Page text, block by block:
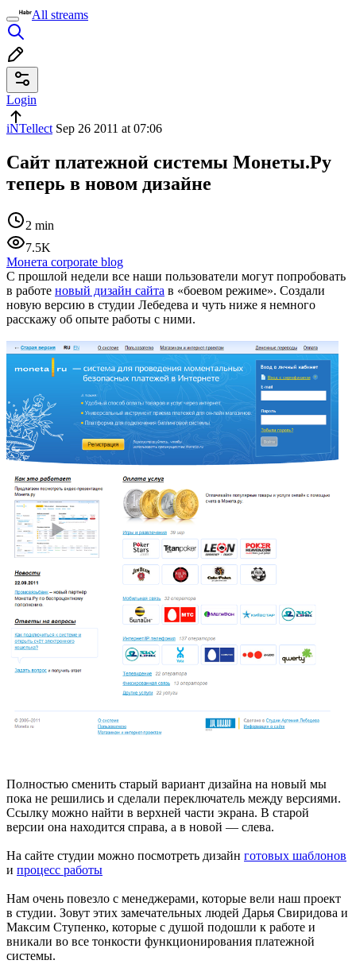
All streams
Login
iNTellect Sep 26 2011 at 07:06
Сайт платежной системы Монеты.Ру
теперь в новом дизайне
2 min
7.5K
Монета corporate blog
С прошлой недели все наши пользователи могут попробовать
в работе новый дизайн сайта в «боевом режиме». Создали
новую версию в студии Лебедева и чуть ниже я немного
расскажу об опыте работы с ними.
Полностью сменить старый вариант дизайна на новый мы
пока не решились и сделали переключатель между версиями.
Ссылку можно найти в верхней части экрана. В старой
версии она находится справа, а в новой — слева.
На сайте студии можно посмотреть дизайн готовых шаблонов
и процесс работы
Нам очень повезло с менеджерами, которые вели наш проект
в студии. Зовут этих замечательных людей Дарья Свиридова и
Максим Ступенко, которые с душой подошли к работе и
вникали во все тонкости функционирования платежной
системы.